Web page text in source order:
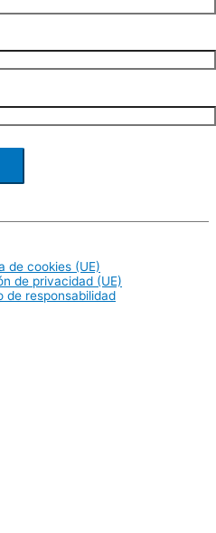
de cookies (UE)
de privacidad (UE)
de responsabilidad